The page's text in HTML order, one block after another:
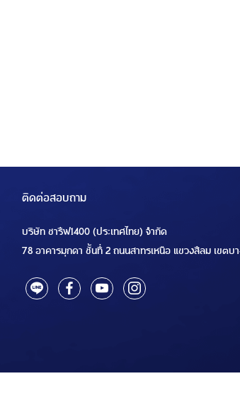
ติดต่อสอบถาม
บริษัท ชารีฟ1400 (ประเทศไทย) จำกัด
78 อาคารมุกดา ชั้นที่ 2 ถนนสาทรเหนือ แขวงสีลม เขตบ